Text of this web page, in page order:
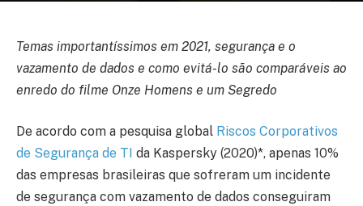
Temas importantíssimos em 2021, segurança e o
vazamento de dados e como evitá-lo são comparáveis ao
enredo do filme Onze Homens e um Segredo
De acordo com a pesquisa global Riscos Corporativos
de Segurança de TI da Kaspersky (2020)*, apenas 10%
das empresas brasileiras que sofreram um incidente
de segurança com vazamento de dados conseguiram